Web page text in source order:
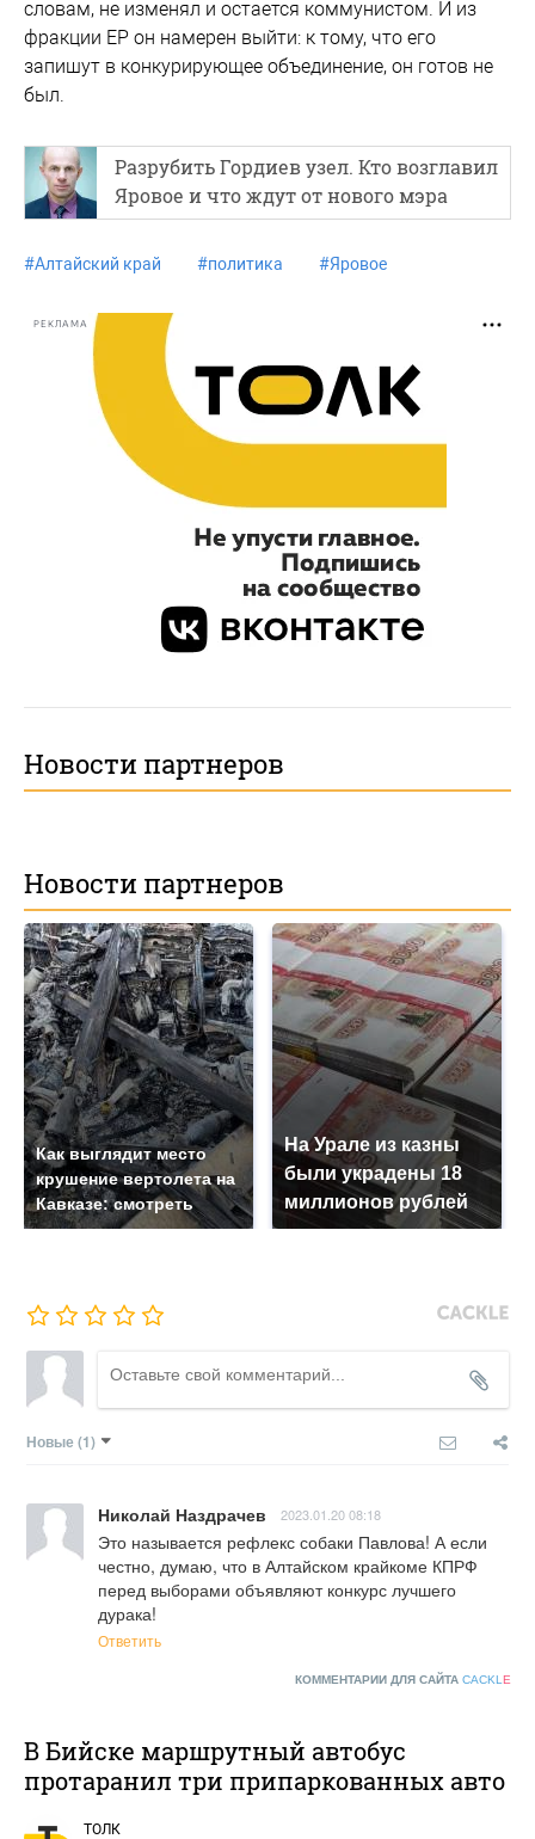
словам, не изменял и остается коммунистом. И из
фракции ЕР он намерен выйти: к тому, что его
запишут в конкурирующее объединение, он готов не
был.
Разрубить Гордиев узел. Кто возглавил
Яровое и что ждут от нового мэра
#Алтайский край #политика #Яровое
РЕКЛАМА
Новости партнеров
Новости партнеров
Как выглядит место
крушение вертолета на
Кавказе: смотреть
На Урале из казны
были украдены 18
миллионов рублей
Новые (1)
Николай Наздрачев 2023.01.20 08:18
Это называется рефлекс собаки Павлова! А если
честно, думаю, что в Алтайском крайкоме КПРФ
перед выборами объявляют конкурс лучшего
дурака!
Ответить
КОММЕНТАРИИ ДЛЯ САЙТА CACKL E
В Бийске маршрутный автобус
протаранил три припаркованных авто
ТОЛК